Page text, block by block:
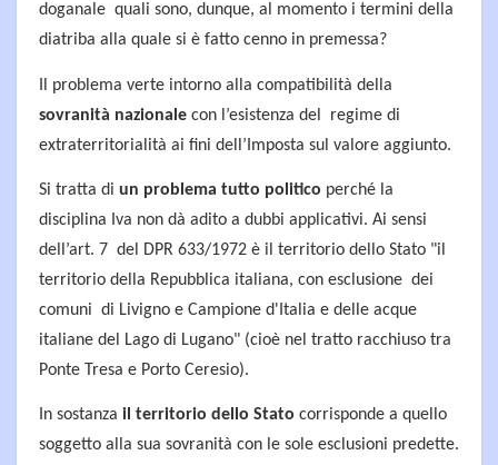
doganale quali sono, dunque, al momento i termini della
diatriba alla quale si è fatto cenno in premessa?
Il problema verte intorno alla compatibilità della
sovranità nazionale con l’esistenza del regime di
extraterritorialità ai fini dell’Imposta sul valore aggiunto.
Si tratta di un problema tutto politico perché la
disciplina Iva non dà adito a dubbi applicativi. Ai sensi
dell’art. 7 del DPR 633/1972 è il territorio dello Stato "il
territorio della Repubblica italiana, con esclusione dei
comuni di Livigno e Campione d'Italia e delle acque
italiane del Lago di Lugano" (cioè nel tratto racchiuso tra
Ponte Tresa e Porto Ceresio).
In sostanza il territorio dello Stato corrisponde a quello
soggetto alla sua sovranità con le sole esclusioni predette.